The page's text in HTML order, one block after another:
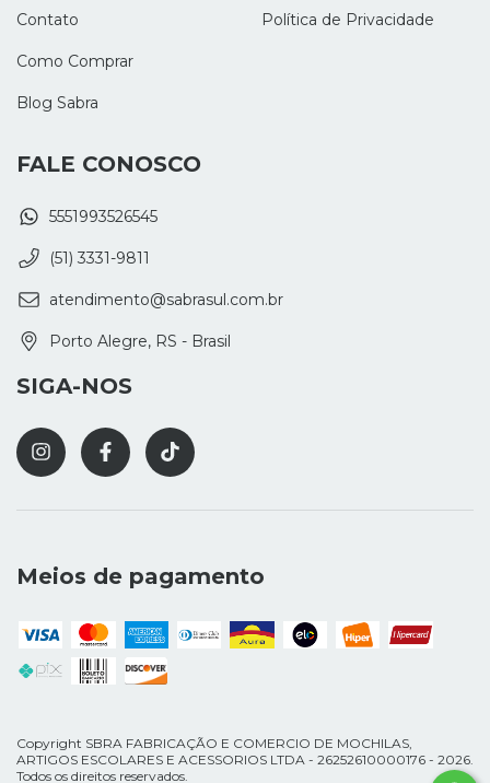
Contato
Como Comprar
Blog Sabra
Política de Privacidade
FALE CONOSCO
5551993526545
(51) 3331-9811
atendimento@sabrasul.com.br
Porto Alegre, RS - Brasil
SIGA-NOS
Meios de pagamento
Copyright SBRA FABRICAÇÃO E COMERCIO DE MOCHILAS,
ARTIGOS ESCOLARES E ACESSORIOS LTDA - 26252610000176 - 2026.
Todos os direitos reservados.